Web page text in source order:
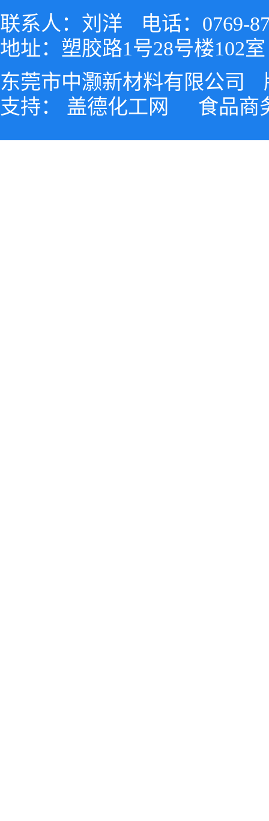
联系人：刘洋
电话：0769-
地址：塑胶路1号28号楼102室
东莞市中灏新材料有限公司
支持： 盖德化工网 食品商